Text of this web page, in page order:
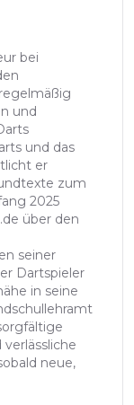
bei
und
und das
er
zum
2025
über den
seiner
Dartspieler
in seine
neue,